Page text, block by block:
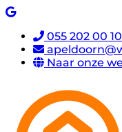
055 202 00 10
Naar onze